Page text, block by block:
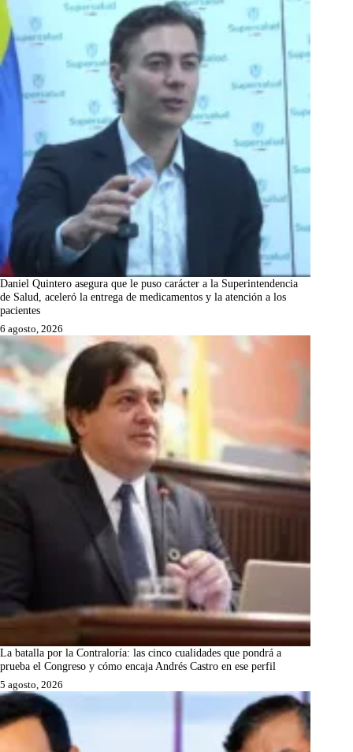
Daniel Quintero asegura que le puso carácter a la Superintendencia
de Salud, aceleró la entrega de medicamentos y la atención a los
pacientes
6 agosto, 2026
La batalla por la Contraloría: las cinco cualidades que pondrá a
prueba el Congreso y cómo encaja Andrés Castro en ese perfil
5 agosto, 2026